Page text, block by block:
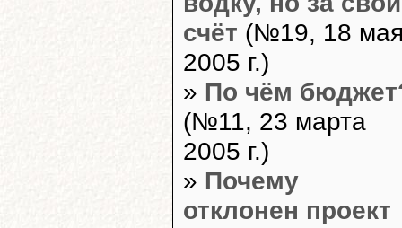
счёт (№19, 18
2005 г.)
» По чём
(№11, 23 марта
2005 г.)
» Почему
отклонен проект